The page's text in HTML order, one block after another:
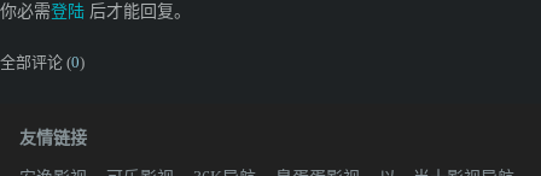
你必需登陆 后才能回复。
全部评论 (0)
友情链接